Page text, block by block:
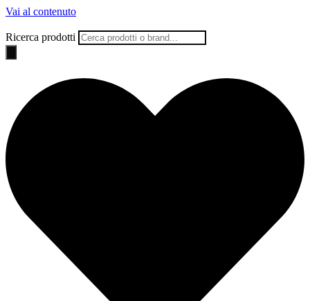
Vai al contenuto
Ricerca prodotti